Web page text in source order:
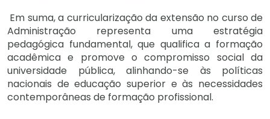
Em suma, a curricularização da extensão no curso de
Administração representa uma estratégia
pedagógica fundamental, que qualifica a formação
acadêmica e promove o compromisso social da
universidade pública, alinhando-se às políticas
nacionais de educação superior e às necessidades
contemporâneas de formação profissional.